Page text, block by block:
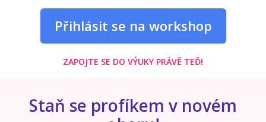
Přihlásit se na workshop
ZAPOJTE SE DO VÝUKY PRÁVĚ TEĎ!
Staň se profíkem v novém